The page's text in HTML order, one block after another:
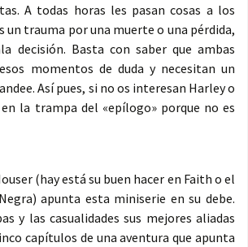
A todas horas les pasan cosas a los
un trauma por una muerte o una pérdida,
decisión. Basta con saber que ambas
momentos de duda y necesitan un
Así pues, si no os interesan Harley o
la trampa del «epílogo» porque no es
(hay está su buen hacer en Faith o el
apunta esta miniserie en su debe.
y las casualidades sus mejores aliadas
capítulos de una aventura que apunta